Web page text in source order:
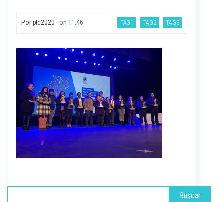
Porplc2020 on 11:46 TAG1 TAG2 TAG3